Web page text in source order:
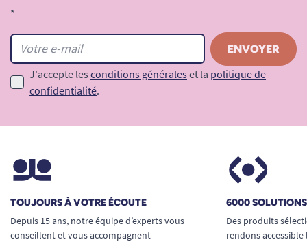
*
J'accepte les conditions générales et la politique de
confidentialité.
TOUJOURS À VOTRE ÉCOUTE
Depuis 15 ans, notre équipe d’experts vous
conseillent et vous accompagnent
6000
Des produits
rendons